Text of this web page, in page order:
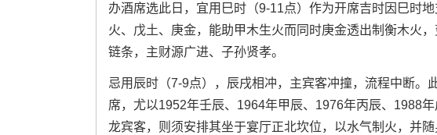
办酒席选此日，宜用巳时（9-11点）作为开席吉时因巳时
火、戊土、庚金，能助甲木生火而同时庚金透出制衡木火
链条，主财源广进、子孙贤孝。
忌用辰时（7-9点），辰戌相冲，主宾客冲撞，流程中断。
席，尤以1952年壬辰、1964年甲辰、1976年丙辰、1988
龙宾客，则须安排其坐于宴厅正北坎位，以水气制火，并随